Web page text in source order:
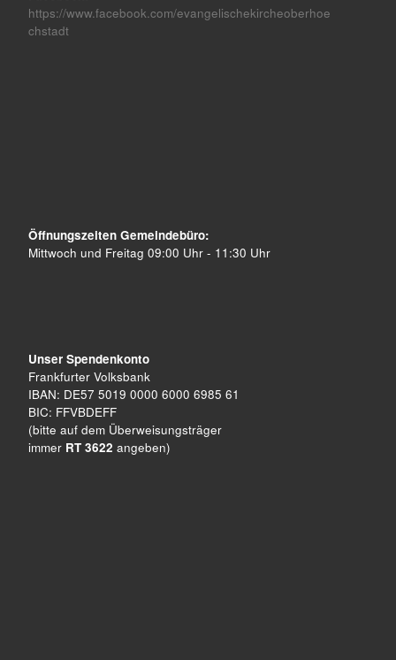
https://www.facebook.com/evangelischekircheoberhoe
chstadt
Öffnungszeiten Gemeindebüro:
Mittwoch und Freitag 09:00 Uhr - 11:30 Uhr
Unser Spendenkonto
Frankfurter Volksbank
IBAN: DE57 5019 0000 6000 6985 61
BIC: FFVBDEFF
(bitte auf dem Überweisungsträger
immer RT 3622 angeben)